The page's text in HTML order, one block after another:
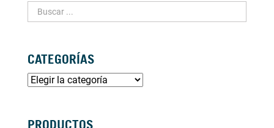
CATEGORÍAS
PRODUCTOS